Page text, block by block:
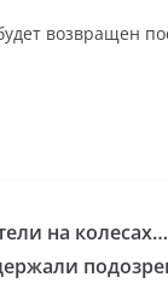
возвращен
на